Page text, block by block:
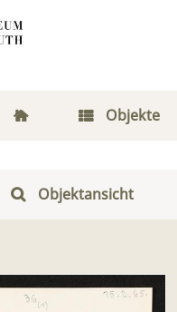
Objekte
Objektansicht